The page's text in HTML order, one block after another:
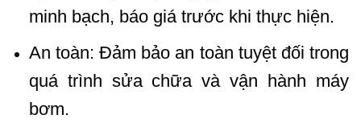
minh bạch, báo giá trước khi thực hiện.
An toàn: Đảm bảo an toàn tuyệt đối trong
quá trình sửa chữa và vận hành máy
bơm.